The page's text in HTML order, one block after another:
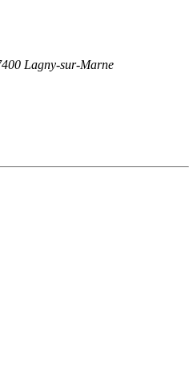
Lagny-sur-Marne